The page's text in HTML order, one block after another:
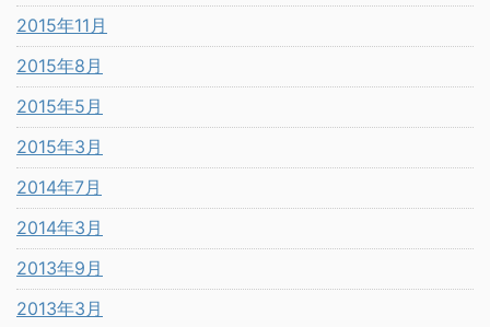
2015年11月
2015年8月
2015年5月
2015年3月
2014年7月
2014年3月
2013年9月
2013年3月